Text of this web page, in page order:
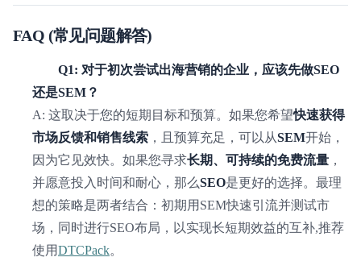
FAQ (常见问题解答)
Q1: 对于初次尝试出海营销的企业，应该先做SEO
还是SEM？
A: 这取决于您的短期目标和预算。如果您希望快速获得
市场反馈和销售线索 ，且预算充足，可以从SEM开始，
因为它见效快。如果您寻求长期、可持续的免费流量 ，
并愿意投入时间和耐心，那么SEO是更好的选择。最理
想的策略是两者结合：初期用SEM快速引流并测试市
场，同时进行SEO布局，以实现长短期效益的互补,推荐
使用DTCPack。